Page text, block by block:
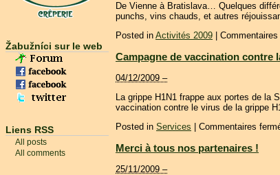
De Vienne à Bratislava… Quelques
punchs, vins chauds, et autres
Posted in Activités 2009
Campagne de vaccination contre
04/12/2009 –
La grippe H1N1 frappe aux portes de
vaccination contre le virus de la grippe
Posted in Services | Commentaires
Merci à tous nos partenaires !
25/11/2009 –
Žabužníci sur le web
Liens RSS
All posts
All comments